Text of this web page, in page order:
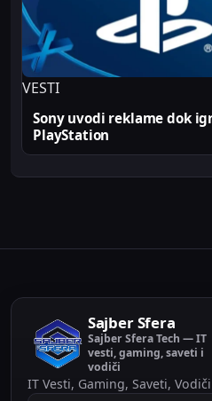
produkcionim
VESTI
Sony uvodi reklame dok
PlayStation
Sajber Sfera
Sajber Sfera Tech — IT
vesti, gaming, saveti i
vodiči
IT Vesti, Gaming, Saveti, Vodiči